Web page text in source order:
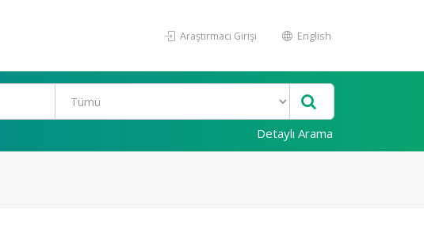
Araştırmacı Girişi English
Detaylı Arama